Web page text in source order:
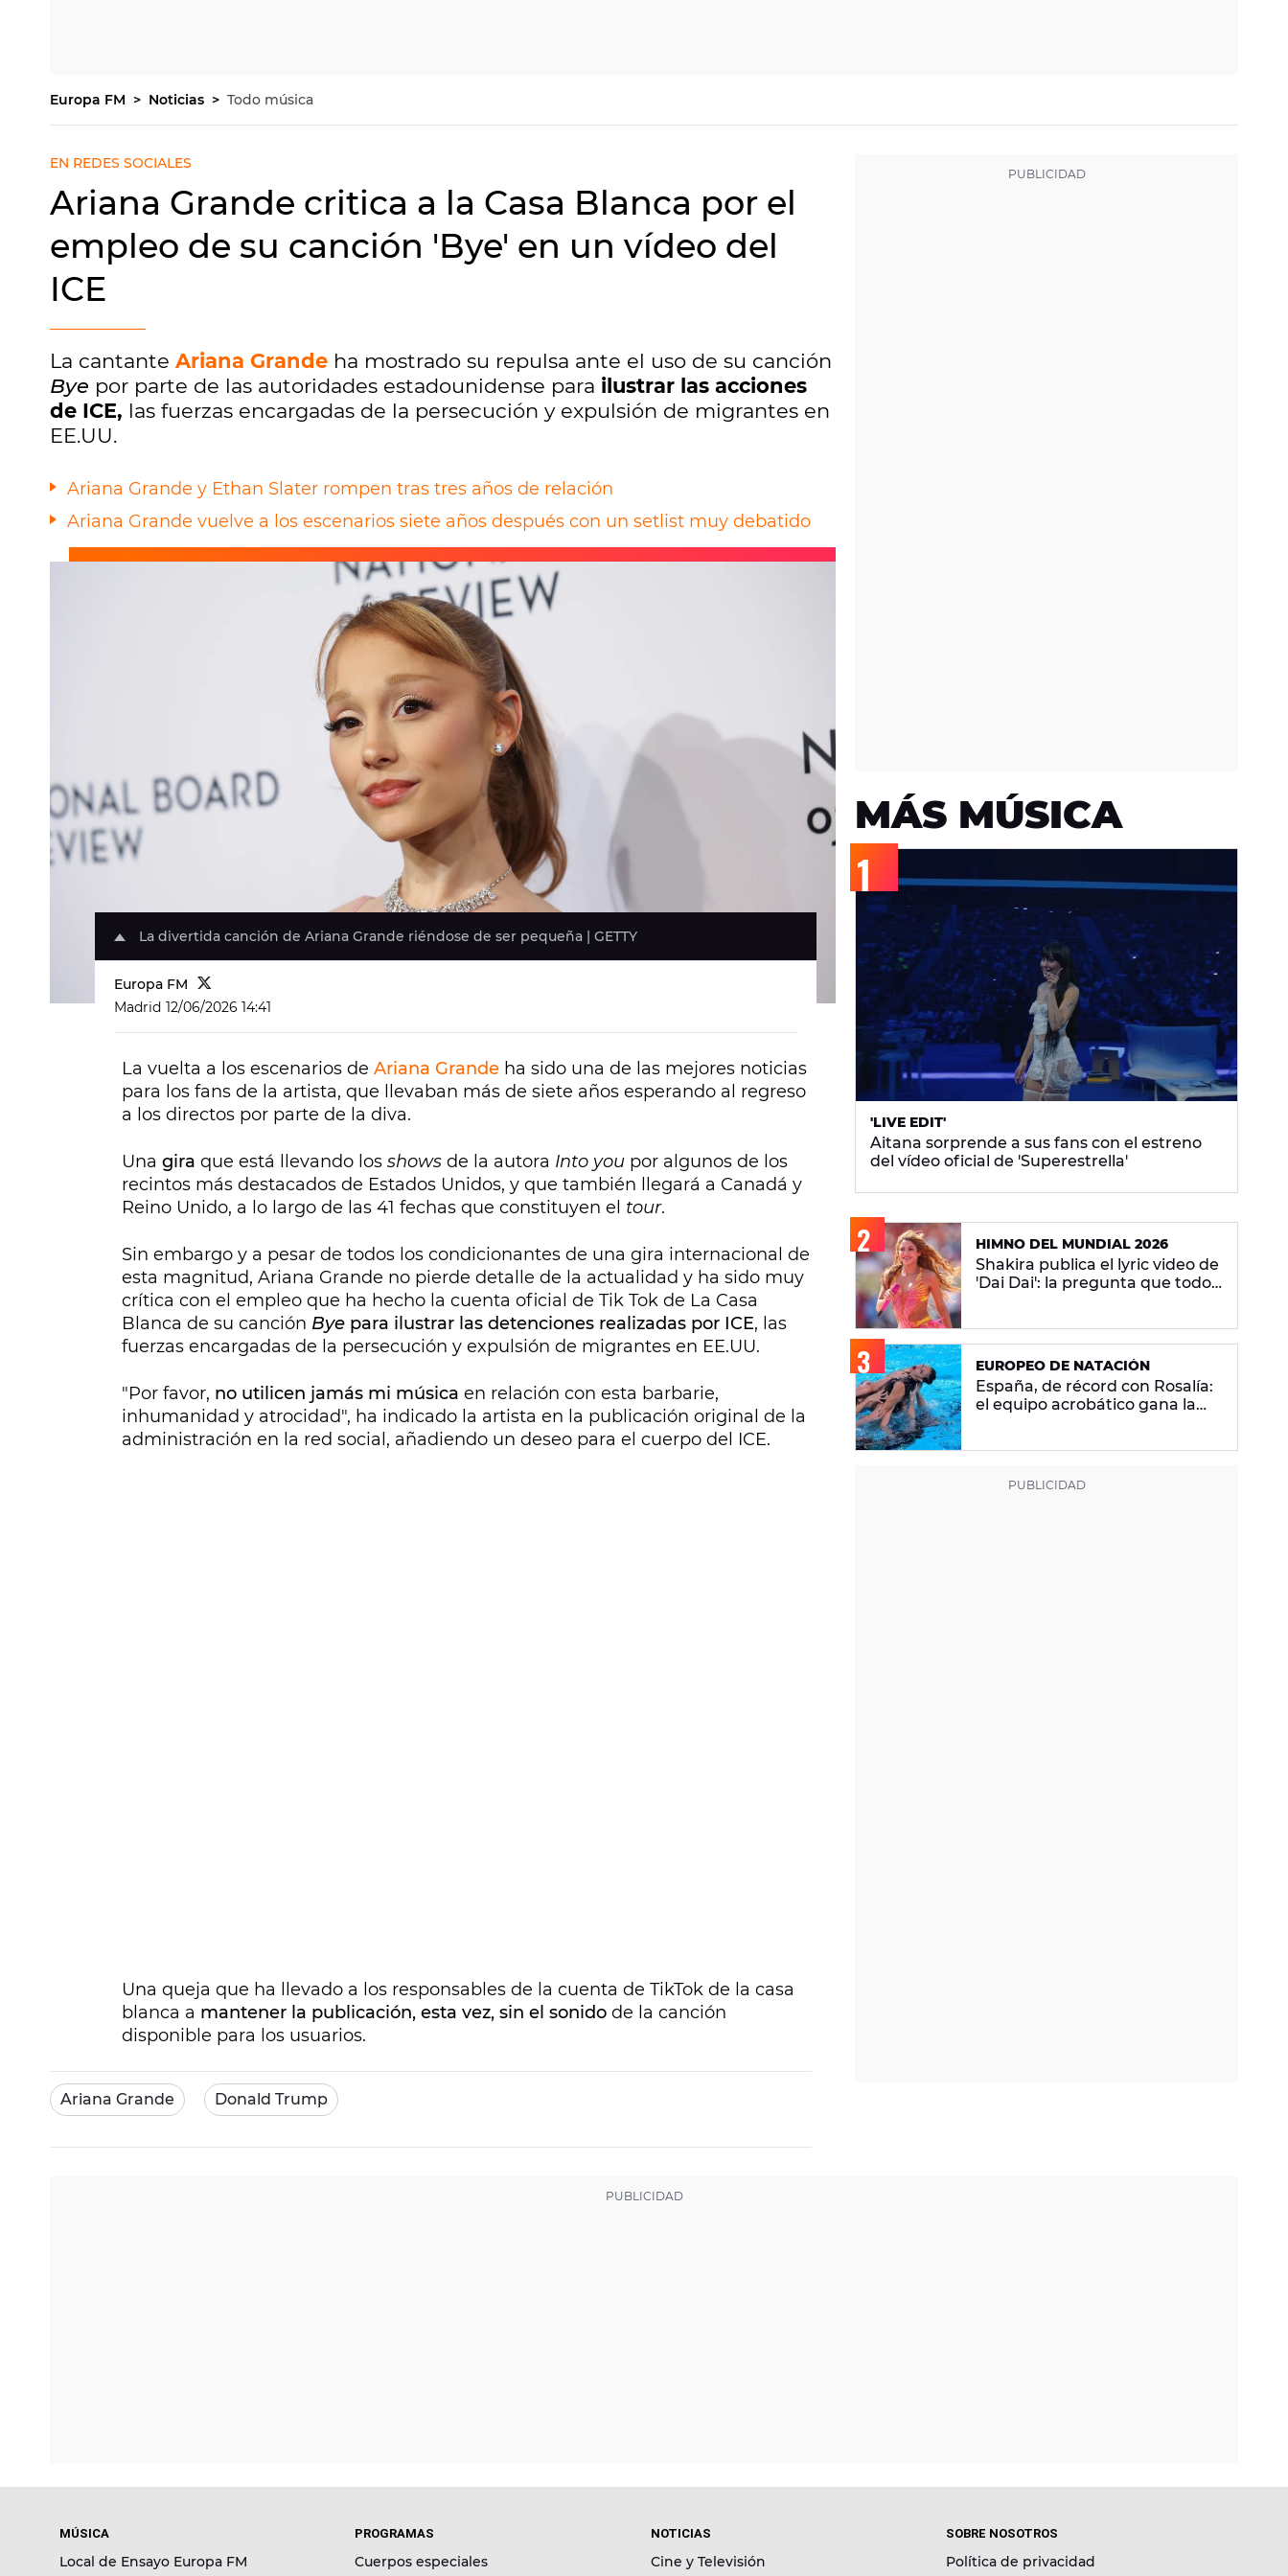
Europa FM Noticias Todo música
EN REDES SOCIALES
Ariana Grande critica a la Casa Blanca por el
empleo de su canción 'Bye' en un vídeo del
ICE
La cantante Ariana Grande ha mostrado su repulsa ante el uso de su canción
Bye por parte de las autoridades estadounidense para ilustrar las acciones
de ICE, las fuerzas encargadas de la persecución y expulsión de migrantes en
EE.UU.
Ariana Grande y Ethan Slater rompen tras tres años de relación
Ariana Grande vuelve a los escenarios siete años después con un setlist muy debatido
La divertida canción de Ariana Grande riéndose de ser pequeña | GETTY
Europa FM
Madrid 12/06/2026 14:41
La vuelta a los escenarios de Ariana Grande ha sido una de las mejores noticias
para los fans de la artista, que llevaban más de siete años esperando al regreso
a los directos por parte de la diva.
Una gira que está llevando los shows de la autora Into you por algunos de los
recintos más destacados de Estados Unidos, y que también llegará a Canadá y
Reino Unido, a lo largo de las 41 fechas que constituyen el tour.
Sin embargo y a pesar de todos los condicionantes de una gira internacional de
esta magnitud, Ariana Grande no pierde detalle de la actualidad y ha sido muy
crítica con el empleo que ha hecho la cuenta oficial de Tik Tok de La Casa
Blanca de su canción Bye para ilustrar las detenciones realizadas por ICE, las
fuerzas encargadas de la persecución y expulsión de migrantes en EE.UU.
"Por favor, no utilicen jamás mi música en relación con esta barbarie,
inhumanidad y atrocidad", ha indicado la artista en la publicación original de la
administración en la red social, añadiendo un deseo para el cuerpo del ICE.
Una queja que ha llevado a los responsables de la cuenta de TikTok de la casa
blanca a mantener la publicación, esta vez, sin el sonido de la canción
disponible para los usuarios.
Ariana Grande Donald Trump
MÁS MÚSICA
'LIVE EDIT'
Aitana sorprende a sus fans con el estreno
del vídeo oficial de 'Superestrella'
HIMNO DEL MUNDIAL 2026
Shakira publica el lyric video de
'Dai Dai': la pregunta que todos
EUROPEO DE NATACIÓN
España, de récord con Rosalía:
el equipo acrobático gana la
MÚSICA
Local de Ensayo Europa FM
PROGRAMAS
Cuerpos especiales
NOTICIAS
Cine y Televisión
SOBRE NOSOTROS
Política de privacidad